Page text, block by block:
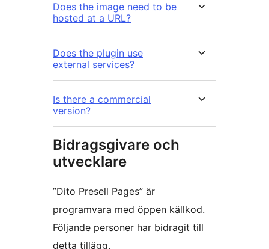
Does the image need to be
hosted at a URL?
Does the plugin use
external services?
Is there a commercial
version?
Bidragsgivare och
utvecklare
”Dito Presell Pages” är
programvara med öppen källkod.
Följande personer har bidragit till
detta tillägg.